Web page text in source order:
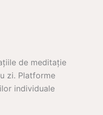
de meditație
zi. Platforme
individuale